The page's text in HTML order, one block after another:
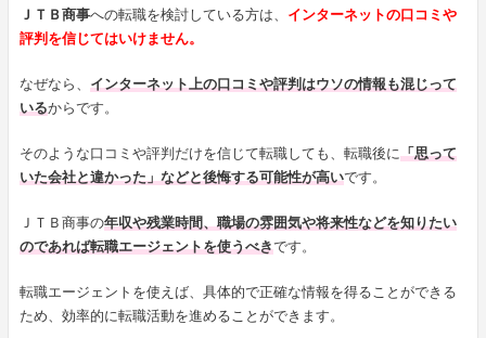
ＪＴＢ商事への転職を検討している方は、 インターネットの口コミや
評判を信じてはいけません。
なぜなら、 インターネット上の口コミや評判はウソの情報も混じって
いるからです。
そのような口コミや評判だけを信じて転職しても、転職後に「思って
いた会社と違かった」などと後悔する可能性が高いです。
ＪＴＢ商事の年収や残業時間、職場の雰囲気や将来性などを知りたい
のであれば転職エージェントを使うべきです。
転職エージェントを使えば、具体的で正確な情報を得ることができる
ため、効率的に転職活動を進めることができます。